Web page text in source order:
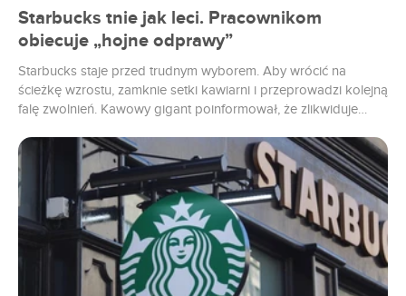
Starbucks tnie jak leci. Pracownikom
obiecuje „hojne odprawy”
Starbucks staje przed trudnym wyborem. Aby wrócić na
ścieżkę wzrostu, zamknie setki kawiarni i przeprowadzi kolejną
falę zwolnień. Kawowy gigant poinformował, że zlikwiduje
pogarszającą się sytuacją sieci, która od kilku kwartałów
notuje finansowe spadki. Żeby obniżyć koszty, potentat
zamknie setki lokali w Ameryce Północnej oraz kilka...